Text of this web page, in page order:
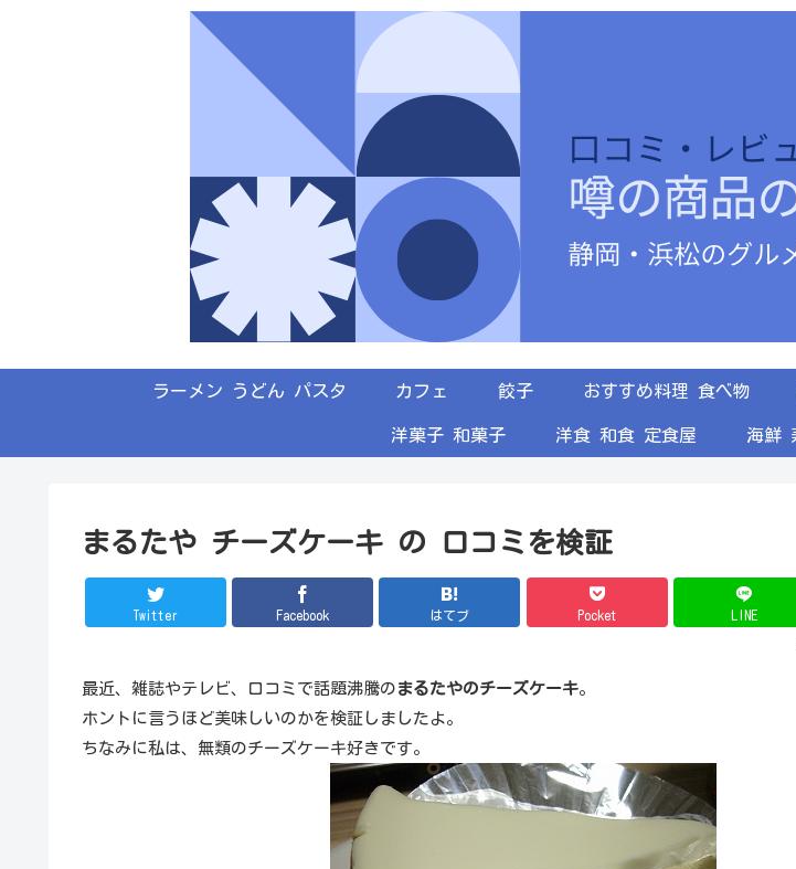
ラーメン うどん パスタ カフェ 餃子 おすすめ料理 食べ物
洋菓子 和菓子 洋食 和食 定食屋 海鮮
まるたや チーズケーキ の 口コミを検証
Twitter Facebook はてブ Pocket LINE
最近、雑誌やテレビ、口コミで話題沸騰の まるたやのチーズケーキ。
ホントに言うほど美味しいのかを検証しましたよ。
ちなみに私は、無類のチーズケーキ好きです。